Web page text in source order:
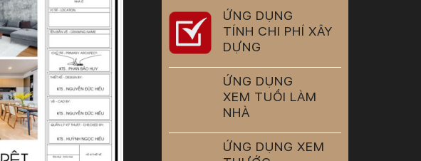
ỨNG DỤNG
TÍNH CHI PHÍ XÂY
DỰNG
ỨNG DỤNG
XEM TUỔI LÀM
NHÀ
ỨNG DỤNG XEM